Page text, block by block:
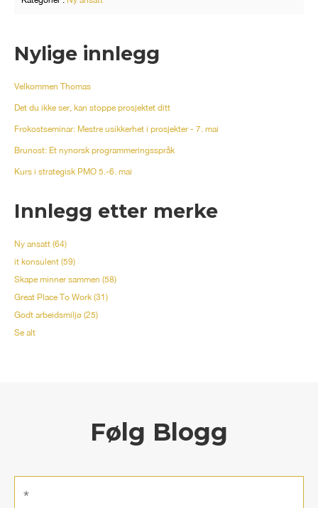
Nylige innlegg
Velkommen Thomas
Det du ikke ser, kan stoppe prosjektet ditt
Frokostseminar: Mestre usikkerhet i prosjekter - 7. mai
Brunost: Et nynorsk programmeringsspråk
Kurs i strategisk PMO 5.-6. mai
Innlegg etter merke
Ny ansatt (64)
it konsulent (59)
Skape minner sammen (58)
Great Place To Work (31)
Godt arbeidsmiljø (25)
Se alt
Følg Blogg